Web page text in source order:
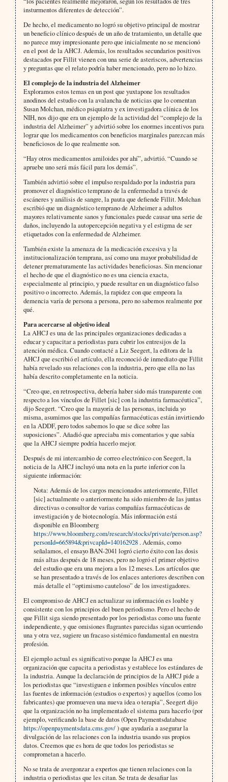
insturmentos diferentes de detección”.
De hecho, el medicamento no logró su objetivo principal de mostrar
un beneficio clínico después de un año de tratamiento, un detalle que
no parece muy impresionante pero que inicialmente no se mencionó
en el post de la AHCJ. Además, los resultados secundarios positivos
destacados por Fillit vienen con una serie de asteriscos, advertencias
y preguntas que el relato podría haber mencionado, pero no lo hizo.
El complejo de la industria del Alzheimer
Exploramos estos temas en un post que yuxtapone los resultados
anodinos del estudio con la avalancha de noticias que lo comentan
Susan Molchan, médico psiquiatra y ex investigadora clínica de los
NIH, nos dijo que era un ejemplo de la actividad del “complejo de la
industria del Alzheimer” y advirtió sobre los enormes incentivos para
lograr que los medicamentos con beneficios marginales parezcan más
beneficiosos de lo que realmente son.
“Hay otros medicamentos amiloides por ahí”, advirtió. “Cuando se
apruebe uno será más fácil para los demás”.
También advirtió sobre el impulso respaldado por la industria para
promover el diagnóstico temprano de la enfermedad a través de
escáneres y análisis de sangre, la pauta que defiende Fillit. Molchan
escribió que un diagnóstico temprano de Alzheimer a adultos
mayores relativamente sanos y funcionales puede causar una serie de
daños, incluyendo la autopercepción negativa y el estigma de ser
etiquetados con la enfermedad de Alzheimer.
También existe la amenaza de la medicación excesiva y la
institucionalización temprana, así como una mayor probabilidad de
detener prematuramente las actividades beneficiosas. Sin mencionar
el hecho de que el diagnóstico no es una ciencia exacta,
especialmente al principio, y puede resultar en un diagnóstico falso
positivo o incorrecto. Además, la rapidez con que empeora la
demencia varía de persona a persona, pero no sabemos realmente por
qué.
Para acercarse al objetivo ideal
La AHCJ es una de las principales organizaciones dedicadas a
educar y capacitar a periodistas para cubrir los entresijos de la
atención médica. Cuando contacté a Liz Seegert, la editora de la
AHCJ que escribió el artículo, ella reconoció de inmediato que Fillit
había revelado sus relaciones con la industria, pero que ella no las
había descrito completamente en la noticia.
“Creo que, en retrospectiva, debería haber sido más transparente con
respecto a los vínculos de Fillet [sic] con la industria farmacéutica”,
dijo Seegert. “Creo que la mayoría de las personas, incluida yo
misma, asumimos que las compañías farmacéuticas están invirtiendo
en la ADDF, pero todos sabemos lo que se dice sobre las
suposiciones”. Añadió que apreciaba mis comentarios y que sabía
que la AHCJ siempre podría hacerlo mejor.
Después de mi intercambio de correo electrónico con Seegert, la
noticia de la AHCJ incluyó una nota en la parte inferior con la
siguiente información:
Nota: Además de los cargos mencionados anteriormente, Fillet
[sic] actualmente o anteriormente ha sido miembro de las juntas
directivas o consultor de varias compañías farmacéuticas de
investigación y de biotecnología. Más información está
disponible en Bloomberg
https://www.bloomberg.com/research/stocks/private/person.asp?
personId=665894&privcapId=140162928. Además, como
señalamos, el ensayo BAN-2041 logró cierto éxito con las dosis
más altas después de 18 meses, pero no logró el primer objetivo
del estudio que era una mejora a los 12 meses. Los artículos que
se han presentado a través de los enlaces anteriores describen con
más detalle el “optimismo cauteloso” de los investigadores.
El compromiso de AHCJ en actualizar su información es loable y
consistente con los principios del buen periodismo. Pero el hecho de
que Fillit siga siendo presentado por los periodistas como una fuente
independiente, y que omisiones flagrantes parecidas sigan ocurriendo
una y otra vez, sugiere un fracaso sistémico fundamental en nuestra
profesión.
El ejemplo actual es significativo porque la AHCJ es una
organización que capacita a periodistas y establece los estándares de
la industria. Aunque la declaración de principios de la AHCJ pide a
los periodistas que “investiguen e informen posibles vínculos entre
las fuentes de información (estudios o expertos) y aquellos (como los
fabricantes) que promueven una nueva idea o terapia”, Seegert dijo
que la organización no ha implementado el sistema para hacerlo (por
ejemplo, verificando la base de datos (Open Paymentsdatabase
https://openpaymentsdata.cms.gov/) que ayudaría a asegurar la
divulgación de las relaciones con la industria usando sus propios
datos. Creemos que es hora de que todos los periodistas se
comprometan a hacerlo.
No se trata de avergonzar a expertos que tienen relaciones con la
industria o periodistas que les citan. Se trata de desafiar las